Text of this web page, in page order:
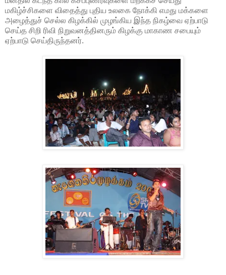
மகிழ்ச்சிகளை விதைத்து புதிய உலகை நோக்கி எமது மக்களை
அழைத்துச் செல்ல கிழக்கில் முழங்கிய இந்த நிகழ்வை ஏற்பாடு
செய்த சிறி ரிவி நிறுவனத்தினரும் கிழக்கு மாகாண சபையும்
ஏற்பாடு செய்திருந்தனர்.